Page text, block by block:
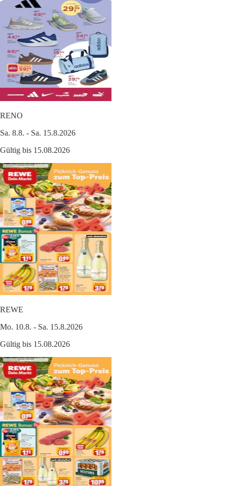
RENO
Sa. 8.8. - Sa. 15.8.2026
Gültig bis 15.08.2026
REWE
Mo. 10.8. - Sa. 15.8.2026
Gültig bis 15.08.2026